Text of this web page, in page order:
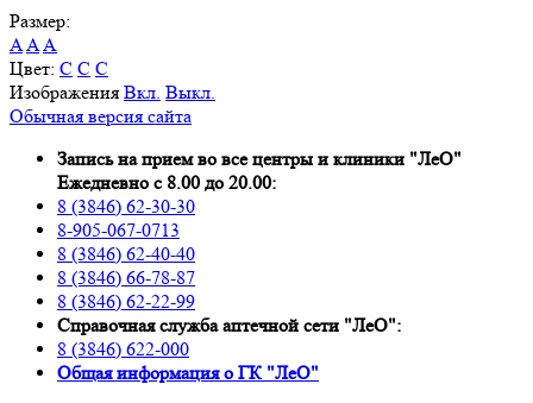
Размер:
AAA
Цвет: C C C
Изображения Вкл. Выкл.
Обычная версия сайта
Запись на прием во все центры и клиники "ЛеО"
Ежедневно с 8.00 до 20.00:
8 (3846) 62-30-30
8-905-067-0713
8 (3846) 62-40-40
8 (3846) 66-78-87
8 (3846) 62-22-99
Справочная служба аптечной сети "ЛеО":
8 (3846) 622-000
Oбщая информация о ГК "ЛеО"